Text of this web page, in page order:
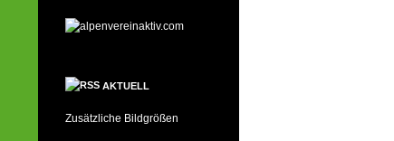
AKTUELL
Zusätzliche Bildgrößen